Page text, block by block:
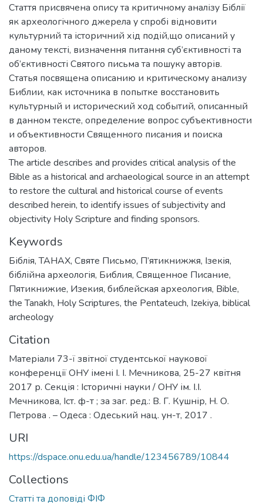
Стаття присвячена опису та критичному аналізу Біблії
як археологічного джерела у спробі відновити
культурний та історичний хід подій,що описаний у
даному тексті, визначення питання суб’єктивності та
об’єктивності Святого письма та пошуку авторів.
Статья посвящена описанию и критическому анализу
Библии, как источника в попытке восстановить
культурный и исторический ход событий, описанный
в данном тексте, определение вопрос субъективности
и объективности Священного писания и поиска
авторов.
The article describes and provides critical analysis of the
Bible as a historical and archaeological source in an attempt
to restore the cultural and historical course of events
described herein, to identify issues of subjectivity and
objectivity Holy Scripture and finding sponsors.
Keywords
Біблія,ТАНАХ, Святе Письмо, П’ятикнижжя, Ізекія,
біблійна археологія, Библия, Священное Писание,
Пятикнижие, Изекия, библейская археология, Bible,
the Tanakh, Holy Scriptures, the Pentateuch, Izekiya, biblical
archeology
Citation
Матеріали 73-ї звітної студентської наукової
конференції ОНУ імені І. І. Мечникова, 25-27 квітня
2017 р. Секція : Історичні науки / ОНУ ім. І.І.
Мечникова, Іст. ф-т ; за заг. ред.: В. Г. Кушнір, Н. О.
Петрова . – Одеса : Одеський нац. ун-т, 2017 .
URI
https://dspace.onu.edu.ua/handle/123456789/10844
Collections
Статті та доповіді ФІФ